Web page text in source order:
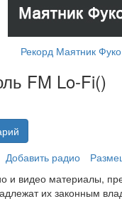
Рекорд Маятник Фуко
FM Lo-Fi()
Добавить радио
и видео материалы,
их законным